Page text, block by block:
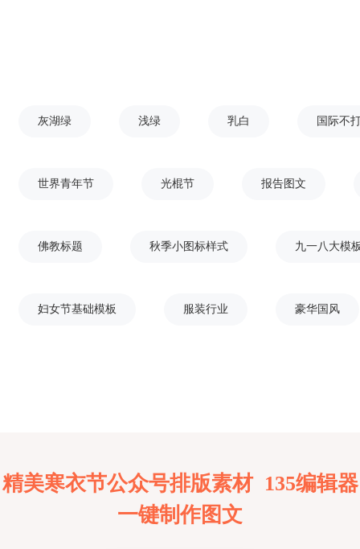
灰湖绿 浅绿 乳白 国际不
世界青年节 光棍节 报告图文
佛教标题 秋季小图标样式 九一八大模
妇女节基础模板 服装行业 豪华国风
精美寒衣节公众号排版素材 135编辑器
一键制作图文